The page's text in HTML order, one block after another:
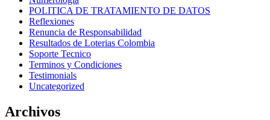
POLITICA DE TRATAMIENTO DE DATOS
Reflexiones
Renuncia de Responsabilidad
Resultados de Loterias Colombia
Soporte Tecnico
Terminos y Condiciones
Testimonials
Uncategorized
Archivos